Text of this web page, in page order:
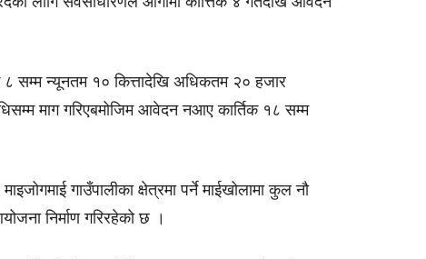
८ सम्म न्यूनतम १० कित्तादेखि अधिकतम २० हजार
माग गरिएबमोजिम आवेदन नआए कार्तिक १८ सम्म
गाउँपालीका क्षेत्रमा पर्ने माईखोलामा कुल नौ
निर्माण गरिरहेको छ ।